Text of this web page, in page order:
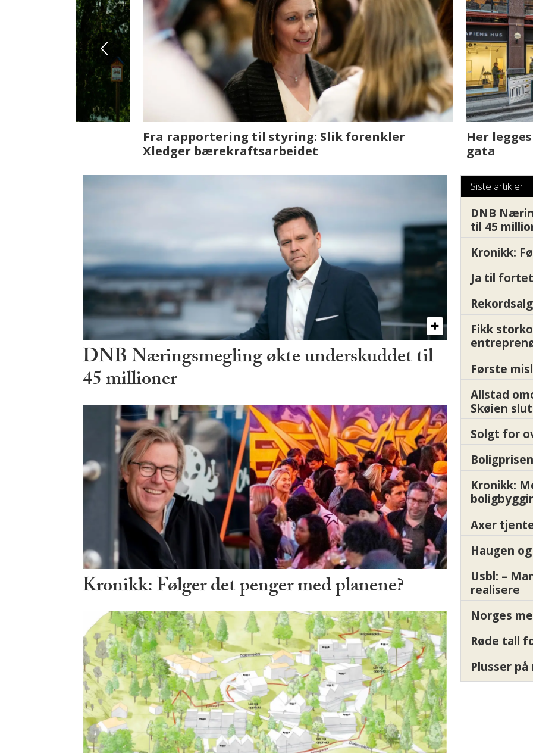
Fenistra endrer eiendomsbransjen med AI. Slik
ser vi på fremtiden
Det er i Drammen
DNB Næringsmegling økte underskuddet til
45 millioner
Kronikk: Følger det penger med planene?
Siste artikler
DNB
til 45
Kronikk:
Ja til
Fikk
Første
Allstad
Skøien
Solgt for
Kronikk:
Axer
Haugen
Usbl: –
realisere
Norges
Røde tall
Plusser